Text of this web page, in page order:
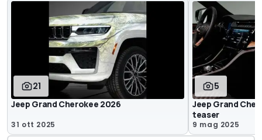
21
Jeep Grand Cherokee 2026
31 ott 2025
5
Jeep Grand
teaser
9 mag 2025